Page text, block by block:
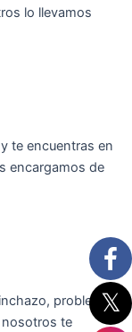
lo llevamos
te encuentras en
encargamos de
problemas
nosotros te